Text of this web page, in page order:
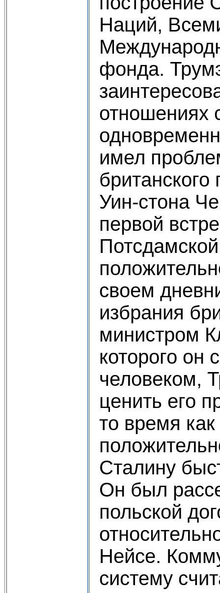
Наций,
фонда.
отношениях
имел
Уин-стона
первой
своем
избрания
министром
которого он
человеком,
ценить его
то время как
Сталину
Он был
польской
Нейсе.
систему